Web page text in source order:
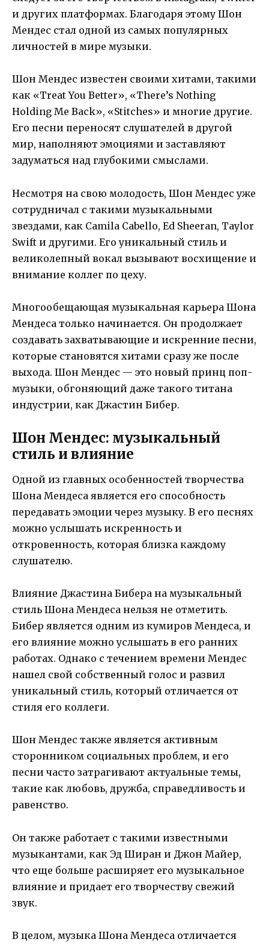
и других платформах. Благодаря этому Шон
Мендес стал одной из самых популярных
личностей в мире музыки.
Шон Мендес известен своими хитами, такими
как «Treat You Better», «There’s Nothing
Holding Me Back», «Stitches» и многие другие.
Его песни переносят слушателей в другой
мир, наполняют эмоциями и заставляют
задуматься над глубокими смыслами.
Несмотря на свою молодость, Шон Мендес уже
сотрудничал с такими музыкальными
звездами, как Camila Cabello, Ed Sheeran, Taylor
Swift и другими. Его уникальный стиль и
великолепный вокал вызывают восхищение и
внимание коллег по цеху.
Многообещающая музыкальная карьера Шона
Мендеса только начинается. Он продолжает
создавать захватывающие и искренние песни,
которые становятся хитами сразу же после
выхода. Шон Мендес — это новый принц поп-
музыки, обгоняющий даже такого титана
индустрии, как Джастин Бибер.
Шон Мендес: музыкальный
стиль и влияние
Одной из главных особенностей творчества
Шона Мендеса является его способность
передавать эмоции через музыку. В его песнях
можно услышать искренность и
откровенность, которая близка каждому
слушателю.
Влияние Джастина Бибера на музыкальный
стиль Шона Мендеса нельзя не отметить.
Бибер является одним из кумиров Мендеса, и
его влияние можно услышать в его ранних
работах. Однако с течением времени Мендес
нашел свой собственный голос и развил
уникальный стиль, который отличается от
стиля его коллеги.
Шон Мендес также является активным
сторонником социальных проблем, и его
песни часто затрагивают актуальные темы,
такие как любовь, дружба, справедливость и
равенство.
Он также работает с такими известными
музыкантами, как Эд Ширан и Джон Майер,
что еще больше расширяет его музыкальное
влияние и придает его творчеству свежий
звук.
В целом, музыка Шона Мендеса отличается